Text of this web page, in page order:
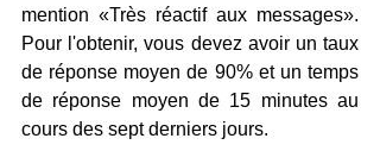
mention «Très réactif aux messages».
Pour l'obtenir, vous devez avoir un taux
de réponse moyen de 90% et un temps
de réponse moyen de 15 minutes au
cours des sept derniers jours.